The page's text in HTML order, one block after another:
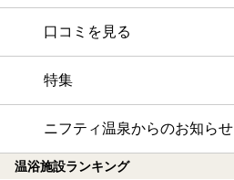
口コミを見る
特集
ニフティ温泉からのお知らせ
温浴施設ランキング